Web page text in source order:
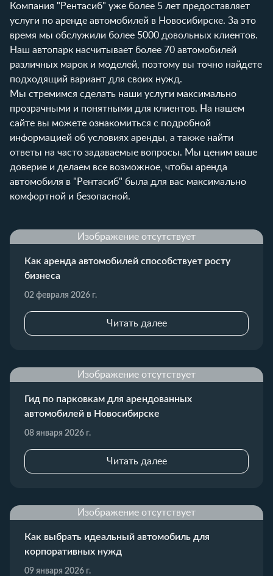
Компания "Рентасиб" уже более 5 лет предоставляет
услуги по аренде автомобилей в Новосибирске. За это
время мы обслужили более 5000 довольных клиентов.
Наш автопарк насчитывает более 70 автомобилей
различных марок и моделей, поэтому вы точно найдете
подходящий вариант для своих нужд.
Мы стремимся сделать наши услуги максимально
прозрачными и понятными для клиентов. На нашем
сайте вы можете ознакомиться с подробной
информацией об условиях аренды , а также найти
ответы на часто задаваемые вопросы. Мы ценим ваше
доверие и делаем все возможное, чтобы аренда
автомобиля в "Рентасиб" была для вас максимально
комфортной и безопасной.
Изображение отсутствует
Как аренда автомобилей способствует росту
бизнеса
02 февраля 2026 г.
Читать далее
Изображение отсутствует
Гид по парковкам для арендованных
автомобилей в Новосибирске
08 января 2026 г.
Читать далее
Изображение отсутствует
Как выбрать идеальный автомобиль для
корпоративных нужд
09 января 2026 г.